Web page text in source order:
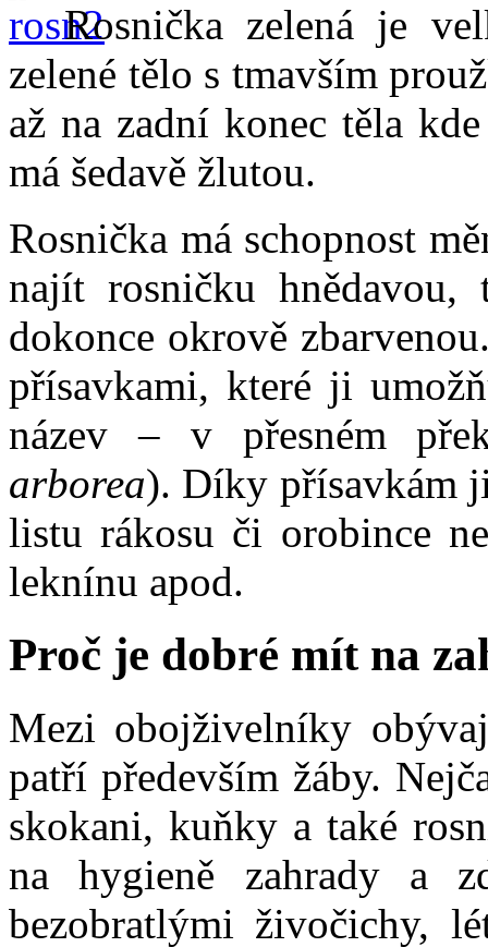
Rosnička zelená je
zelené tělo s tmavším
až na zadní konec těla
má šedavě žlutou.
Rosnička má schopnost
najít rosničku hnědavou,
dokonce okrově
přísavkami, které ji
název – v přesném
arborea). Díky přísavkám
listu rákosu či orobince
leknínu apod.
Proč je dobré mít na
Mezi obojživelníky
patří především žáby.
skokani, kuňky a také
na hygieně zahrady a
bezobratlými živočichy,